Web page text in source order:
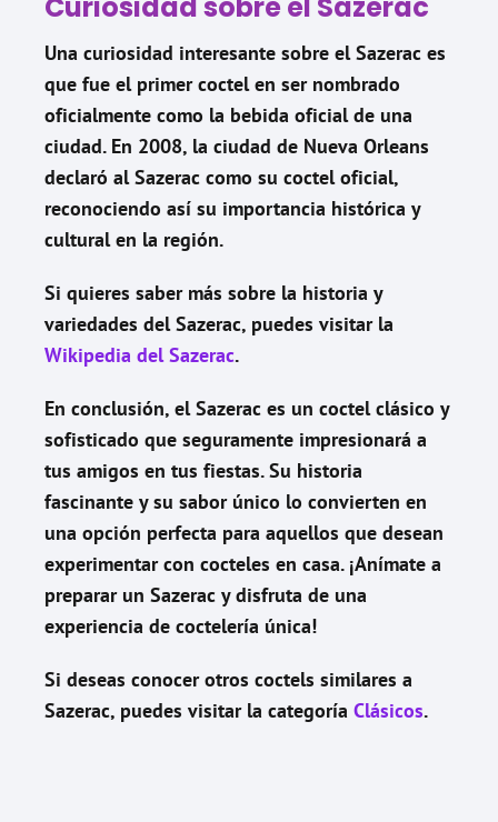
Una curiosidad interesante sobre el Sazerac es
que fue el primer coctel en ser nombrado
oficialmente como la bebida oficial de una
ciudad. En 2008, la ciudad de Nueva Orleans
declaró al Sazerac como su coctel oficial,
reconociendo así su importancia histórica y
cultural en la región.
Si quieres saber más sobre la historia y
variedades del Sazerac, puedes visitar la
Wikipedia del Sazerac.
En conclusión, el Sazerac es un coctel clásico y
sofisticado que seguramente impresionará a
tus amigos en tus fiestas. Su historia
fascinante y su sabor único lo convierten en
una opción perfecta para aquellos que desean
experimentar con cocteles en casa. ¡Anímate a
preparar un Sazerac y disfruta de una
experiencia de coctelería única!
Si deseas conocer otros coctels similares a
Sazerac, puedes visitar la categoría Clásicos.